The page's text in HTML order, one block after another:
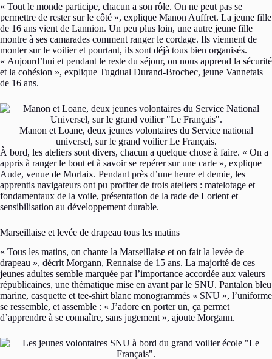
« Tout le monde participe, chacun a son rôle. On ne peut pas se
permettre de rester sur le côté », explique Manon Auffret. La jeune fille
de 16 ans vient de Lannion. Un peu plus loin, une autre jeune fille
montre à ses camarades comment ranger le cordage. Ils viennent de
monter sur le voilier et pourtant, ils sont déjà tous bien organisés.
« Aujourd’hui et pendant le reste du séjour, on nous apprend la sécurité
et la cohésion », explique Tugdual Durand-Brochec, jeune Vannetais
de 16 ans.
Manon et Loane, deux jeunes volontaires du Service national
universel, sur le grand voilier Le Français.
À bord, les ateliers sont divers, chacun a quelque chose à faire. « On a
appris à ranger le bout et à savoir se repérer sur une carte », explique
Aude, venue de Morlaix. Pendant près d’une heure et demie, les
apprentis navigateurs ont pu profiter de trois ateliers : matelotage et
fondamentaux de la voile, présentation de la rade de Lorient et
sensibilisation au développement durable.
Marseillaise et levée de drapeau tous les matins
« Tous les matins, on chante la Marseillaise et on fait la levée de
drapeau », décrit Morgann, Rennaise de 15 ans. La majorité de ces
jeunes adultes semble marquée par l’importance accordée aux valeurs
républicaines, une thématique mise en avant par le SNU. Pantalon bleu
marine, casquette et tee-shirt blanc monogrammés « SNU », l’uniforme
se ressemble, et assemble : « J’adore en porter un, ça permet
d’apprendre à se connaître, sans jugement », ajoute Morgann.